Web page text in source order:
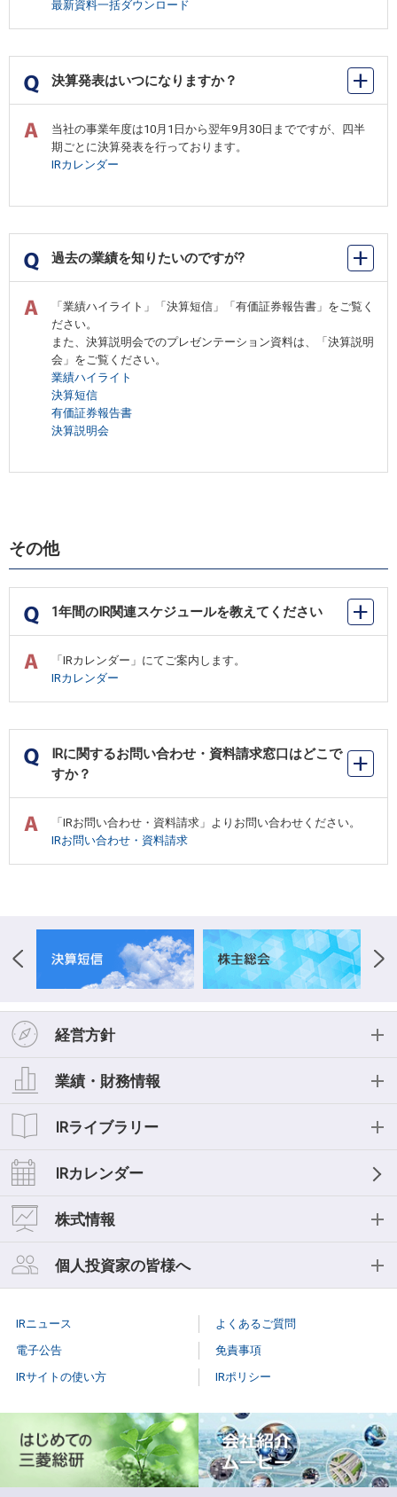
経営方針
経営方針
投資家の皆様へ
中期経営計画
事業等のリスク
役員紹介
業績・財務情報
業績・財務情報
業績ハイライト
キャッシュフロー
セグメント情報
IRライブラリー
IRライブラリー
IR資料一覧
決算説明会
スモールミーティング/事業説明会
有価証券報告書
株主様向け報告書
三菱総研グループレポート
IRカレンダー
株式情報
株式情報
株主総会
株式事務手続き
配当情報
株価情報（Yahoo!ファイナンス）
個人投資家の皆様へ
個人投資家説明会
当社株主になるメリット
三菱総研のあゆみ
IRニュース
よくあるご質問
電子公告
免責事項
IRサイトの使い方
IRポリシー
最新資料一括ダウンロード
決算発表はいつになりますか？
当社の事業年度は10月1日から翌年9月30日までですが、四半
期ごとに決算発表を行っております。
IRカレンダー
過去の業績を知りたいのですが?
「業績ハイライト」「決算短信」「有価証券報告書」をご覧く
ださい。
また、決算説明会でのプレゼンテーション資料は、「決算説明
会」をご覧ください。
業績ハイライト
決算短信
有価証券報告書
決算説明会
その他
1年間のIR関連スケジュールを教えてください
「IRカレンダー」にてご案内します。
IRカレンダー
IRに関するお問い合わせ・資料請求窓口はどこで
すか？
「IRお問い合わせ・資料請求」よりお問い合わせください。
IRお問い合わせ・資料請求